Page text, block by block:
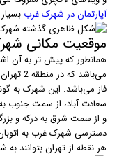
آپارتمان در شهرک غرب
موقعیت مکانی
همانطور که پیش تر به آن
فاز می‌باشد. این شهرک به
سعادت آباد، از سمت جنوب
و از سمت شرق به درکه و
دسترسی شهرک غرب به
هر نقطه از تهران بتوانند به